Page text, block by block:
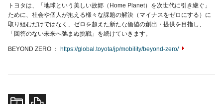
トヨタは、「地球という美しい故郷（Home Planet）を次世代に引き継ぐ」
ために、社会や個人が抱える様々な課題の解決（マイナスをゼロにする）に
取り組むだけではなく、ゼロを超えた新たな価値の創出・提供を目指し、
「回答のない未来へ弛まぬ挑戦」を続けていきます。
BEYOND ZERO https://global.toyota/jp/mobility/beyond-zero/